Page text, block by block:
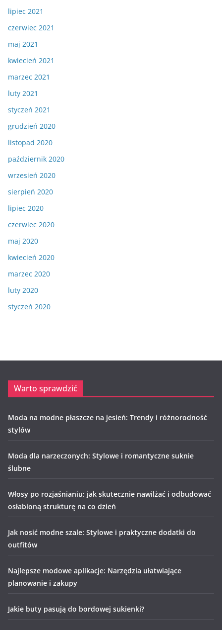
lipiec 2021
czerwiec 2021
maj 2021
kwiecień 2021
marzec 2021
luty 2021
styczeń 2021
grudzień 2020
listopad 2020
październik 2020
wrzesień 2020
sierpień 2020
lipiec 2020
czerwiec 2020
maj 2020
kwiecień 2020
marzec 2020
luty 2020
styczeń 2020
Warto sprawdzić
Moda na modne płaszcze na jesień: Trendy i różnorodność
stylów
Moda dla narzeczonych: Stylowe i romantyczne suknie
ślubne
Włosy po rozjaśnianiu: jak skutecznie nawilżać i odbudować
osłabioną strukturę na co dzień
Jak nosić modne szale: Stylowe i praktyczne dodatki do
outfitów
Najlepsze modowe aplikacje: Narzędzia ułatwiające
planowanie i zakupy
Jakie buty pasują do bordowej sukienki?